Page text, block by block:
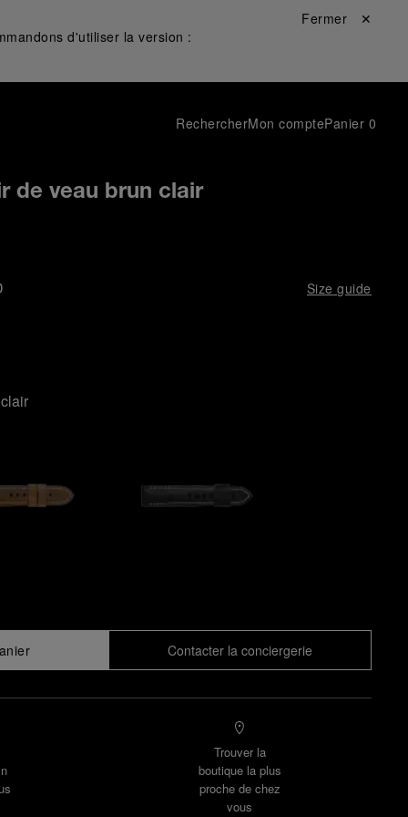
d'utiliser la version :
Fermer ✕
RechercherMon comptePanier 0
de veau brun clair
Size guide
Contacter la conciergerie
Trouver la
boutique la plus
proche de chez
vous